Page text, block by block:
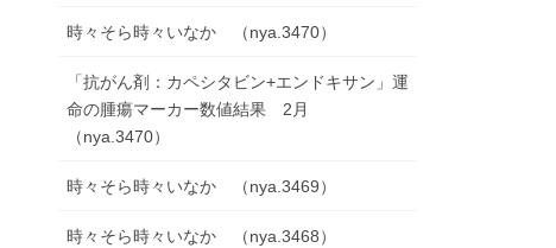
時々そら時々いなか （nya.3470）
「抗がん剤：カペシタビン+エンドキサン」運
命の腫瘍マーカー数値結果 2月
（nya.3470）
時々そら時々いなか （nya.3469）
時々そら時々いなか （nya.3468）